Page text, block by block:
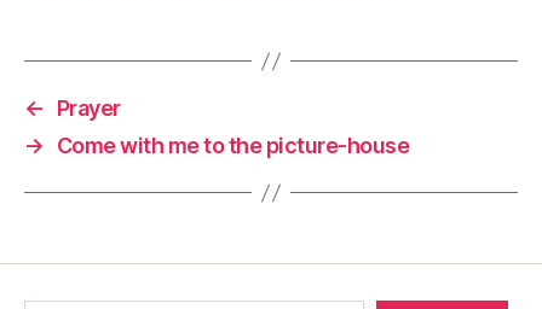
←
Prayer
→
Come with me to the picture-house